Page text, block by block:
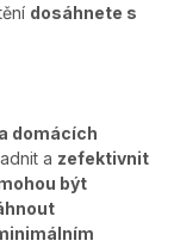
dosáhnete s
domácích
a zefektivnit
být